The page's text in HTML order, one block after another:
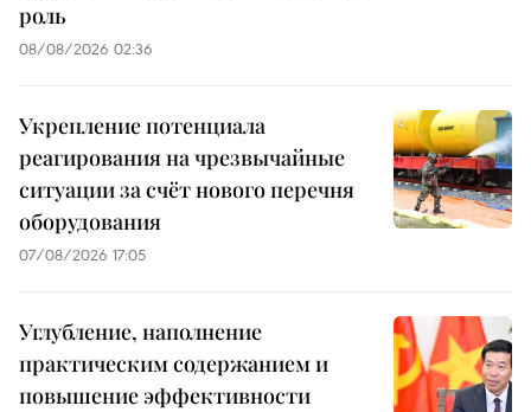
роль
08/08/2026 02:36
Укрепление потенциала
реагирования на чрезвычайные
ситуации за счёт нового перечня
оборудования
07/08/2026 17:05
Углубление, наполнение
практическим содержанием и
повышение эффективности